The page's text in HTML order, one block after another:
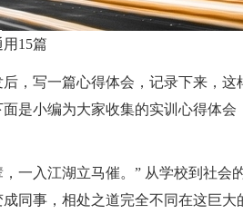
15篇
，写一篇心得体会，记录下来，
是小编为大家收集的实训心得体会
一入江湖立马催。” 从学校到社
同事，相处之道完全不同在这巨